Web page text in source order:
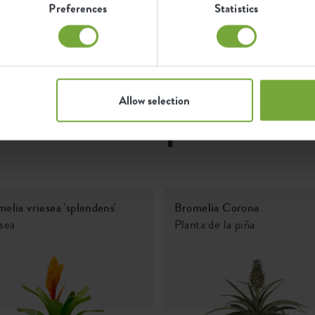
Preferences Statistics
Allow selection
9261301415000
Resistente a las
heladas
este producto
vriesea 'splendens'
Bromelia Corona
Planta de la piña